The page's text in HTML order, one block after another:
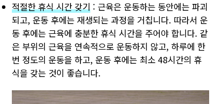
적절한 휴식 시간 갖기 : 근육은 운동하는 동안에는 파괴
되고, 운동 후에는 재생되는 과정을 거칩니다. 따라서 운
동 후에는 근육에 충분한 휴식 시간을 주어야 합니다. 같
은 부위의 근육을 연속적으로 운동하지 않고, 하루에 한
번 정도의 운동을 하고, 운동 후에는 최소 48시간의 휴
식을 갖는 것이 좋습니다.